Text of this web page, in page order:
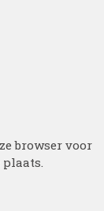
browser voor